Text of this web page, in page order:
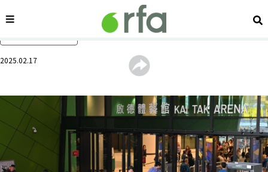
內容分類 搜
2025.02.17